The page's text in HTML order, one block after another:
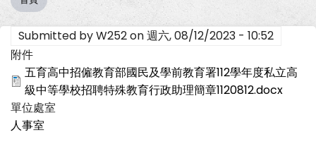
導
航
連
結
Submitted byW252on週六, 08/12/2023 - 10:52
附件
五育高中招僱教育部國民及學前教育署112學年度私立高
級中等學校招聘特殊教育行政助理簡章1120812.docx
單位處室
人事室